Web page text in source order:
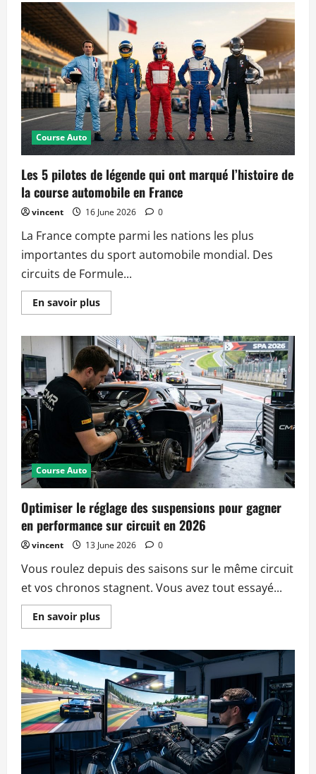
les
pneus
slicks
sont-
ils
incontournables
sur
piste
sèche
en
2026
?
Course Auto
Les 5 pilotes de légende qui ont marqué l’histoire de
la course automobile en France
vincent 16 June 2026 0
La France compte parmi les nations les plus
importantes du sport automobile mondial. Des
circuits de Formule...
En savoir plusRead
more
5
pilotes
de
légende
qui
ont
marqué
l’histoire
de
la
course
automobile
en
France
Course Auto
Optimiser le réglage des suspensions pour gagner
en performance sur circuit en 2026
vincent 13 June 2026 0
Vous roulez depuis des saisons sur le même circuit
et vos chronos stagnent. Vous avez tout essayé...
En savoir plusRead
more
le
réglage
des
suspensions
pour
gagner
en
performance
sur
circuit
en
2026